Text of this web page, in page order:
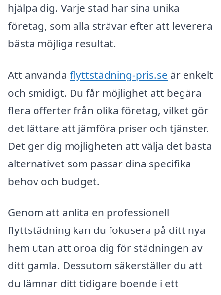
hjälpa dig. Varje stad har sina unika
företag, som alla strävar efter att leverera
bästa möjliga resultat.
Att använda flyttstädning-pris.se är enkelt
och smidigt. Du får möjlighet att begära
flera offerter från olika företag, vilket gör
det lättare att jämföra priser och tjänster.
Det ger dig möjligheten att välja det bästa
alternativet som passar dina specifika
behov och budget.
Genom att anlita en professionell
flyttstädning kan du fokusera på ditt nya
hem utan att oroa dig för städningen av
ditt gamla. Dessutom säkerställer du att
du lämnar ditt tidigare boende i ett